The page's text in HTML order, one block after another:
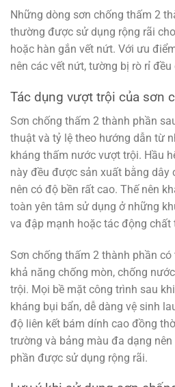
Những dòng sơn chống thấm 2
thường được sử dụng rộng rãi
hoặc hàn gắn vết nứt. Với ưu
nên các vết nứt, tường bị rò rỉ
Tác dụng vượt trội của sơn
Sơn chống thấm 2 thành phần
thuật và tỷ lệ theo hướng dẫn từ
kháng thấm nước vượt trội. Hầu
này đều được sản xuất bằng dây
nên có độ bền rất cao. Thế nên
toàn yên tâm sử dụng ở những
va đập mạnh hoặc tác động chất
Sơn chống thấm 2 thành phần
khả năng chống mòn, chống
trội. Mọi bề mặt công trình sau
kháng bụi bẩn, dễ dàng vệ sinh
độ liên kết bám dính cao đồng
trường và bảng màu đa dạng
phần được sử dụng rộng rãi.